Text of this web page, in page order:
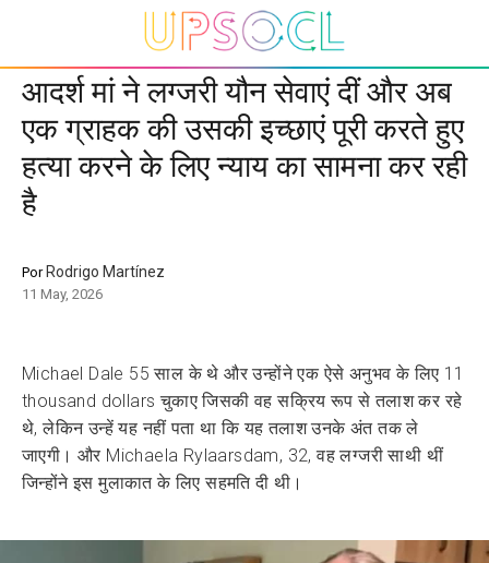
आदर्श मां ने लग्जरी यौन सेवाएं दीं और अब
एक ग्राहक की उसकी इच्छाएं पूरी करते हुए
हत्या करने के लिए न्याय का सामना कर रही
है
Por Rodrigo Martínez
11 May, 2026
Michael Dale 55 साल के थे और उन्होंने एक ऐसे अनुभव के लिए 11
thousand dollars चुकाए जिसकी वह सक्रिय रूप से तलाश कर रहे
थे, लेकिन उन्हें यह नहीं पता था कि यह तलाश उनके अंत तक ले
जाएगी। और Michaela Rylaarsdam, 32, वह लग्जरी साथी थीं
जिन्होंने इस मुलाकात के लिए सहमति दी थी।